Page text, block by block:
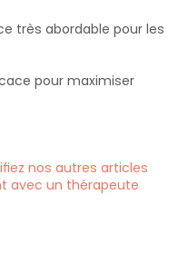
très abordable pour les
pour maximiser
nos autres articles
avec un thérapeute